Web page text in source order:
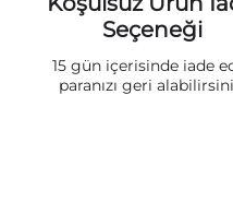
Seçeneği
15 gün içerisinde iade
paranızı geri